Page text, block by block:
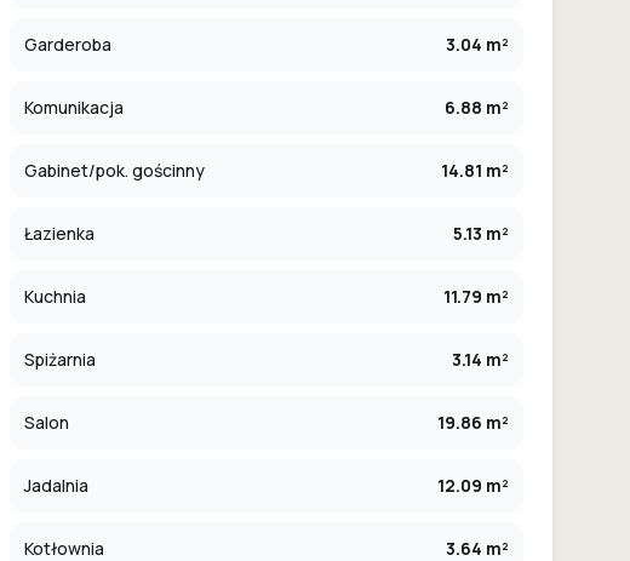
Garderoba 3.04 m²
Komunikacja 6.88 m²
Gabinet/pok. gościnny 14.81 m²
Łazienka 5.13 m²
Kuchnia 11.79 m²
Spiżarnia 3.14 m²
Salon 19.86 m²
Jadalnia 12.09 m²
Kotłownia 3.64 m²